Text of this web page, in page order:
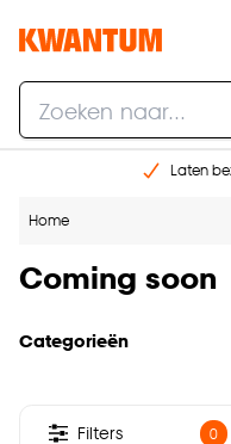
Laten
Home
Coming soon
Categorieën
Filters 0